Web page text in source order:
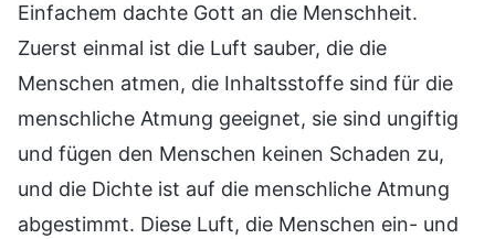
Einfachem dachte Gott an die Menschheit.
Zuerst einmal ist die Luft sauber, die die
Menschen atmen, die Inhaltsstoffe sind für die
menschliche Atmung geeignet, sie sind ungiftig
und fügen den Menschen keinen Schaden zu,
und die Dichte ist auf die menschliche Atmung
abgestimmt. Diese Luft, die Menschen ein- und